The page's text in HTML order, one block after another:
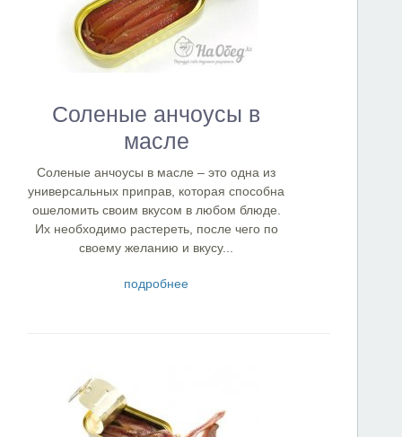
Соленые анчоусы в
масле
Соленые анчоусы в масле – это одна из
универсальных приправ, которая способна
ошеломить своим вкусом в любом блюде.
Их необходимо растереть, после чего по
своему желанию и вкусу...
подробнее